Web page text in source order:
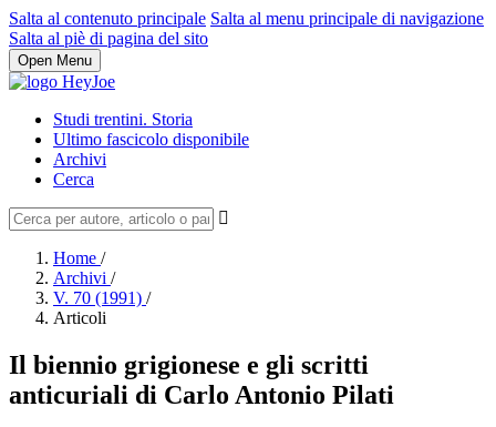
Salta al contenuto principale Salta al menu principale di navigazione
Salta al piè di pagina del sito
Open Menu
Studi trentini. Storia
Ultimo fascicolo disponibile
Archivi
Cerca
Home /
Archivi /
V. 70 (1991) /
Articoli
Il biennio grigionese e gli scritti
anticuriali di Carlo Antonio Pilati